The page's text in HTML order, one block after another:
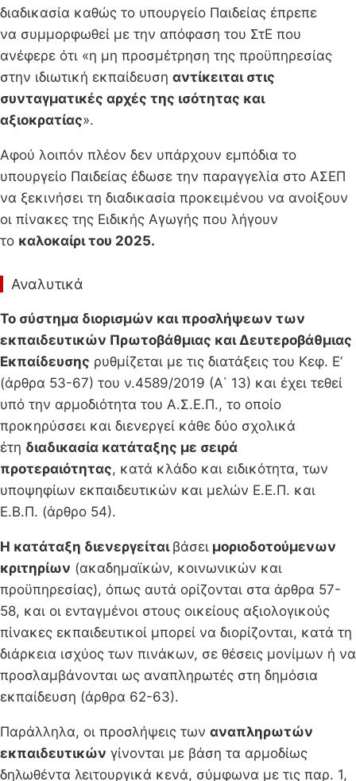
διαδικασία καθώς το υπουργείο Παιδείας έπρεπε
να συμμορφωθεί με την απόφαση του ΣτΕ που
ανέφερε ότι «η μη προσμέτρηση της προϋπηρεσίας
στην ιδιωτική εκπαίδευση αντίκειται στις
συνταγματικές αρχές της ισότητας και
αξιοκρατίας».
Αφού λοιπόν πλέον δεν υπάρχουν εμπόδια το
υπουργείο Παιδείας έδωσε την παραγγελία στο ΑΣΕΠ
να ξεκινήσει τη διαδικασία προκειμένου να ανοίξουν
οι πίνακες της Ειδικής Αγωγής που λήγουν
το καλοκαίρι του 2025.
Αναλυτικά
Το σύστημα διορισμών και προσλήψεων των
εκπαιδευτικών Πρωτοβάθμιας και Δευτεροβάθμιας
Εκπαίδευσης ρυθμίζεται με τις διατάξεις του Κεφ. Ε’
(άρθρα 53-67) του ν.4589/2019 (Α΄ 13) και έχει τεθεί
υπό την αρμοδιότητα του Α.Σ.Ε.Π., το οποίο
προκηρύσσει και διενεργεί κάθε δύο σχολικά
έτη διαδικασία κατάταξης με σειρά
προτεραιότητας, κατά κλάδο και ειδικότητα, των
υποψηφίων εκπαιδευτικών και μελών Ε.Ε.Π. και
Ε.Β.Π. (άρθρο 54).
Η κατάταξη διενεργείται βάσει μοριοδοτούμενων
κριτηρίων (ακαδημαϊκών, κοινωνικών και
προϋπηρεσίας), όπως αυτά ορίζονται στα άρθρα 57-
58, και οι ενταγμένοι στους οικείους αξιολογικούς
πίνακες εκπαιδευτικοί μπορεί να διορίζονται, κατά τη
διάρκεια ισχύος των πινάκων, σε θέσεις μονίμων ή να
προσλαμβάνονται ως αναπληρωτές στη δημόσια
εκπαίδευση (άρθρα 62-63).
Παράλληλα, οι προσλήψεις των αναπληρωτών
εκπαιδευτικών γίνονται με βάση τα αρμοδίως
δηλωθέντα λειτουργικά κενά, σύμφωνα με τις παρ. 1,